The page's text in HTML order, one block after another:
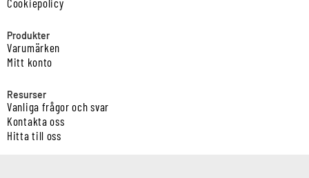
Produkter
Varumärken
Mitt konto
Resurser
Vanliga frågor och svar
Kontakta oss
Hitta till oss